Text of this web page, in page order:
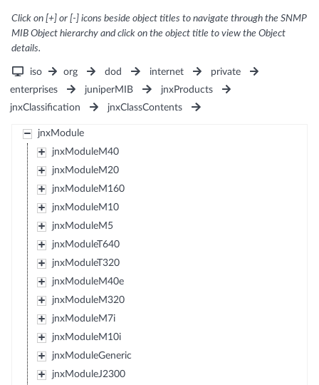
Click on [+] or [-] icons beside object titles to navigate through the SNMP
MIB Object hierarchy and click on the object title to view the Object
details.
iso org dod internet
private
enterprises
juniperMIB
jnxProducts
jnxClassification
jnxClassContents
jnxModule
jnxModuleM40
jnxModuleM20
jnxModuleM160
jnxModuleM10
jnxModuleM5
jnxModuleT640
jnxModuleT320
jnxModuleM40e
jnxModuleM320
jnxModuleM7i
jnxModuleM10i
jnxModuleGeneric
jnxModuleJ2300